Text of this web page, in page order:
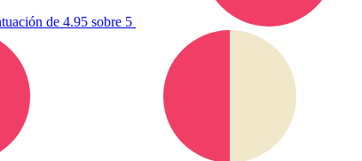
de 4.95 sobre 5